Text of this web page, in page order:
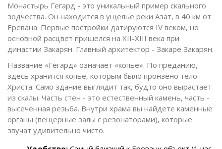
Монастырь Гегард - это уникальный пример скального
зодчества. Он находится в ущелье реки Азат, в 40 км от
Еревана. Первые постройки датируются IV веком, но
основной расцвет пришелся на XII-XIII века при
династии Закарян. Главный архитектор - Закаре Закарян.
Название «Гегард» означает «копье». По преданию,
здесь хранится копье, которым было пронзено тело
Христа. Само здание выглядит так, будто оно вырастает
из скалы. Часть стен - это естественный камень, часть -
высеченная резьба. Внутри храма вы найдете каменные
органы (пещерные залы с резонаторами), которые
звучат удивительно чисто.